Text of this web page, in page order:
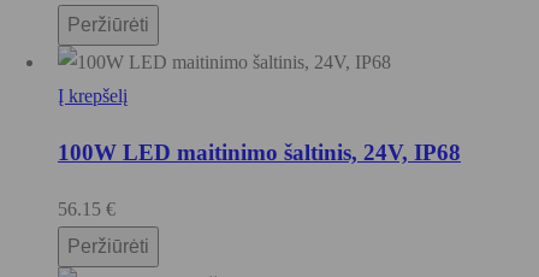
Peržiūrėti
Į krepšelį
100W LED maitinimo šaltinis, 24V, IP68
56.15 €
Peržiūrėti